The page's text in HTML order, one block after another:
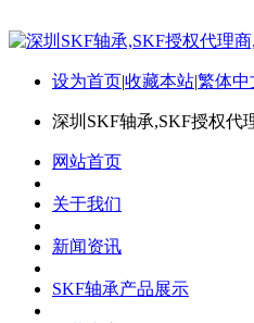
设为首页|收藏本站|繁体中
深圳SKF轴承,SKF授权代
网站首页
关于我们
新闻资讯
SKF轴承产品展示